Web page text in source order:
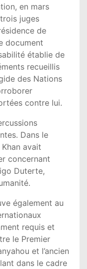
en mars
juges
de
document
établie de
recueillis
des Nations
contre lui.
Dans le
avait
concernant
Duterte,
également au
requis et
le Premier
et l’ancien
dans le cadre